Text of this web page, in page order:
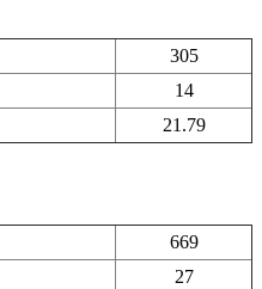
305
14
21.79
669
27